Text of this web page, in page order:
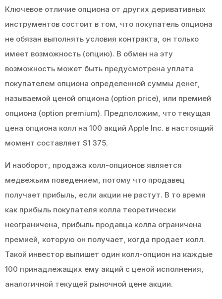
Ключевое отличие опциона от других деривативных
инструментов состоит в том, что покупатель опциона
не обязан выполнять условия контракта, он только
имеет возможность (опцию). В обмен на эту
возможность может быть предусмотрена уплата
покупателем опциона определенной суммы денег,
называемой ценой опциона (option price), или премией
опциона (option premium). Предположим, что текущая
цена опциона колл на 100 акций Apple Inc. в настоящий
момент составляет $1 375.
И наоборот, продажа колл-опционов является
медвежьим поведением, потому что продавец
получает прибыль, если акции не растут. В то время
как прибыль покупателя колла теоретически
неограничена, прибыль продавца колла ограничена
премией, которую он получает, когда продает колл.
Такой инвестор выпишет один колл-опцион на каждые
100 принадлежащих ему акций с ценой исполнения,
аналогичной текущей рыночной цене акции.